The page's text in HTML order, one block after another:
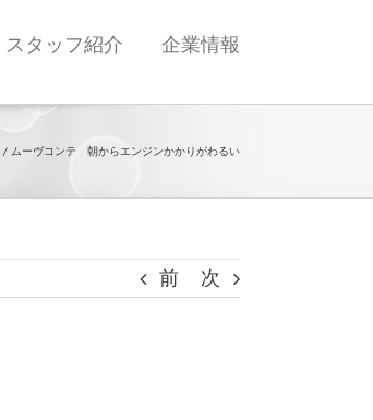
スタッフ紹介 企業情報
ムーヴコンテ 朝からエンジンかかりがわるい
前 次